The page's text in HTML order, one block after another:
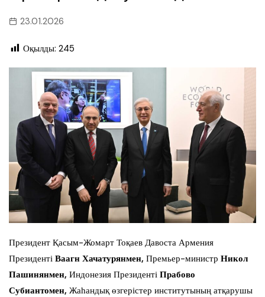
23.01.2026
Оқылды: 245
Президент Қасым-Жомарт Тоқаев Давоста Армения
Президенті Ваагн Хачатурянмен, Премьер-министр Никол
Пашинянмен, Индонезия Президенті Прабово
Субиантомен, Жаһандық өзгерістер институтының атқарушы